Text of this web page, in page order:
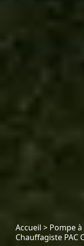
Accueil > Pompe
Chauffagiste PAC